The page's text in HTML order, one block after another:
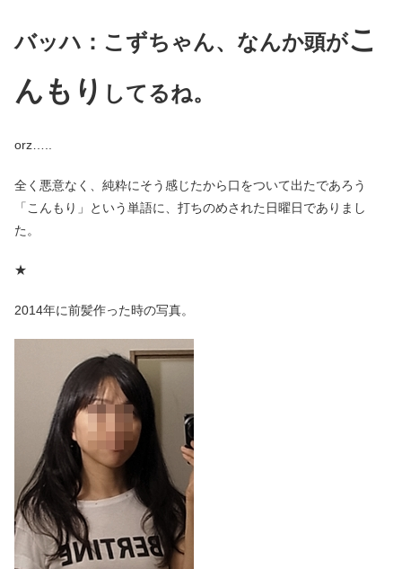
バッハ：こずちゃん、なんか頭がこ
んもり してるね。
orz…..
全く悪意なく、純粋にそう感じたから口をついて出たであろう
「こんもり」という単語に、打ちのめされた日曜日でありまし
た。
★
2014年に前髪作った時の写真。